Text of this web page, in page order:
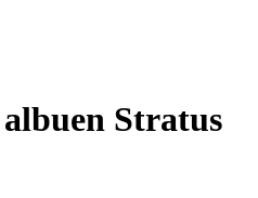
Stratus